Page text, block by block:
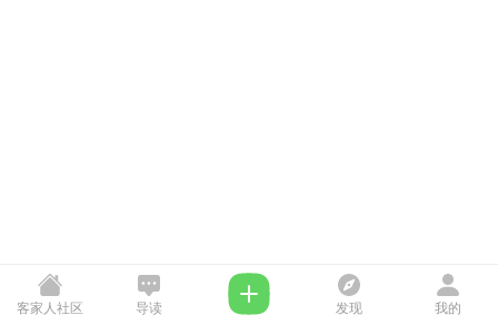
客家人社区 导读 发现 我的